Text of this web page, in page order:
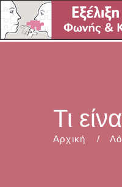
Τι
Αρχική